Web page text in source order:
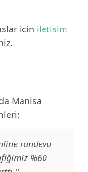
icin iletisim
Manisa
randevu
%60